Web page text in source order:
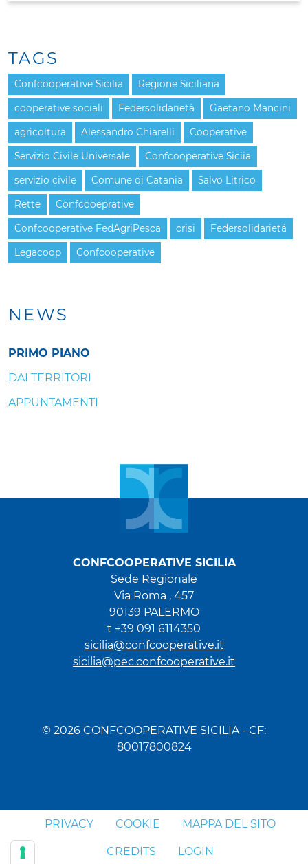
NEWS
PRIMO PIANO
DAI TERRITORI
APPUNTAMENTI
TAGS
Confcooperative Sicilia Regione Siciliana
cooperative sociali Federsolidarietà Gaetano Mancini
agricoltura Alessandro Chiarelli Cooperative
Servizio Civile Universale Confcooperative Siciia
servizio civile Comune di Catania Salvo Litrico
Rette Confcooeprative
Confcooperative FedAgriPesca crisi Federsolidarietá
Legacoop Confcooperative
CONFCOOPERATIVE SICILIA
Sede Regionale
Via Roma , 457
90139 PALERMO
t +39 091 6114350
sicilia@confcooperative.it
sicilia@pec.confcooperative.it
© 2026 CONFCOOPERATIVE SICILIA - CF:
80017800824
PRIVACY COOKIE MAPPA DEL SITO
CREDITS LOGIN